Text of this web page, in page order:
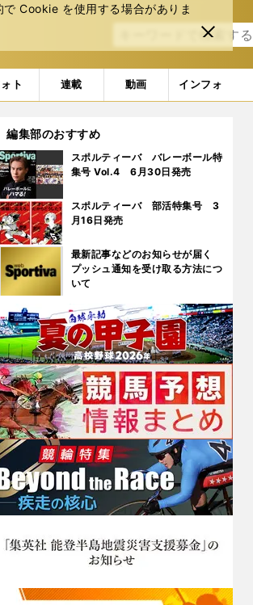
Cookie を使⽤する場合がありま
閉じ
る
ト 連載 動画 インフォ
の高校日本代表候補合宿のメンバーがすごす
編集部のおすすめ
スポルティーバ バレーボール特
集号 Vol.4 6月30日発売
スポルティーバ 部活特集号 3
月16日発売
最新記事などのお知らせが届く
プッシュ通知を受け取る方法につ
いて